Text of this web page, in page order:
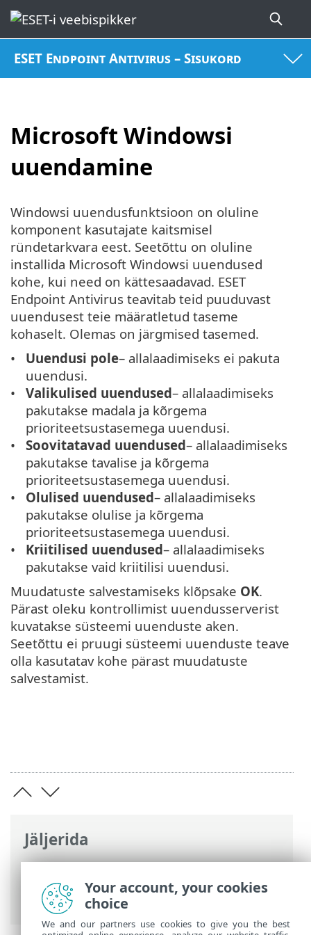
ESET Endpoint Antivirus – Sisukord
Microsoft Windowsi
uuendamine
Jäljerida
ESET-i veebispikker>ESET Endpoint
Antivirus
>Täpsem häälestus> Tööriistad
> Microsoft Windowsi uuendamine
Windowsi uuendusfunktsioon on oluline
komponent kasutajate kaitsmisel
ründetarkvara eest. Seetõttu on oluline
installida Microsoft Windowsi uuendused
kohe, kui need on kättesaadavad. ESET
Endpoint Antivirus teavitab teid puuduvast
uuendusest teie määratletud taseme
kohaselt. Olemas on järgmised tasemed.
Uuendusi pole– allalaadimiseks ei pakuta
uuendusi.
Valikulised uuendused– allalaadimiseks
pakutakse madala ja kõrgema
prioriteetsustasemega uuendusi.
Soovitatavad uuendused– allalaadimiseks
pakutakse tavalise ja kõrgema
prioriteetsustasemega uuendusi.
Olulised uuendused– allalaadimiseks
pakutakse olulise ja kõrgema
prioriteetsustasemega uuendusi.
Kriitilised uuendused– allalaadimiseks
pakutakse vaid kriitilisi uuendusi.
Muudatuste salvestamiseks klõpsake OK.
Pärast oleku kontrollimist uuendusserverist
kuvatakse süsteemi uuenduste aken.
Seetõttu ei pruugi süsteemi uuenduste teave
olla kasutatav kohe pärast muudatuste
salvestamist.
Your account, your cookies
choice
We and our partners use cookies to give you the best